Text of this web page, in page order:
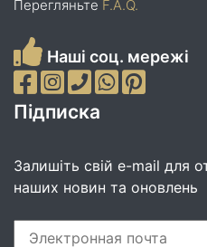
Перегляньте F.A.Q.
Наші соц. мережі
Підписка
Залишіть свій e-mail для
наших новин та оновлень